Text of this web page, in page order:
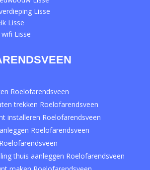
Lisse
Lisse
Lisse
Roelofarendsveen
trekken Roelofarendsveen
installeren Roelofarendsveen
Roelofarendsveen
thuis aanleggen Roelofarendsveen